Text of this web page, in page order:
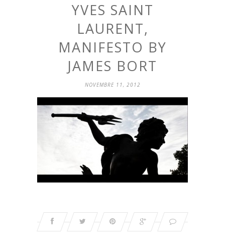
YVES SAINT
LAURENT,
MANIFESTO BY
JAMES BORT
NOVEMBRE 11, 2012